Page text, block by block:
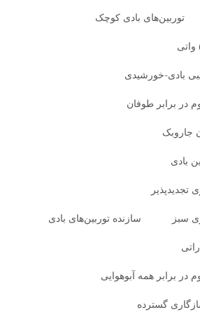
توربین‌های بادی کوچک
بادی-خورشیدی
در برابر طوفان
جاروبک
بادی
تجدیدپذیر
سبز سازنده توربین‌های بادی
در برابر همه آبوهوایی
گسترده